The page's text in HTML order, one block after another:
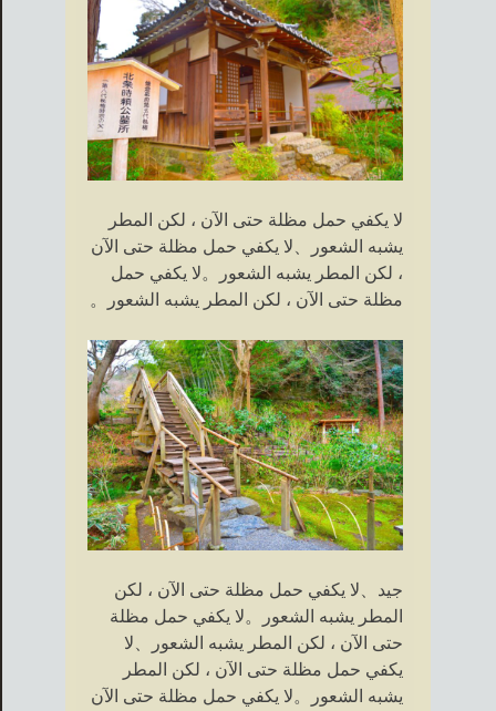
لا يكفي حمل مظلة حتى الآن ، لكن المطر
يشبه الشعور、لا يكفي حمل مظلة حتى الآن
، لكن المطر يشبه الشعور。لا يكفي حمل
مظلة حتى الآن ، لكن المطر يشبه الشعور。
جيد、لا يكفي حمل مظلة حتى الآن ، لكن
المطر يشبه الشعور。لا يكفي حمل مظلة
حتى الآن ، لكن المطر يشبه الشعور、لا
يكفي حمل مظلة حتى الآن ، لكن المطر
يشبه الشعور。لا يكفي حمل مظلة حتى الآن